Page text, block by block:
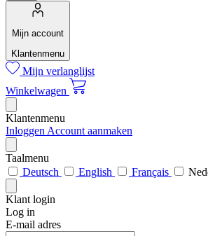
Mijn account
Klantenmenu
Mijn verlanglijst
Winkelwagen
Klantenmenu
Inloggen Account aanmaken
Taalmenu
Deutsch
English Français
Klant login
Log in
E-mail adres